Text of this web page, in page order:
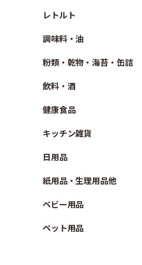
レトルト
調味料・油
粉類・乾物・海苔・缶詰
飲料・酒
健康食品
キッチン雑貨
日用品
紙用品・生理用品他
ベビー用品
ペット用品